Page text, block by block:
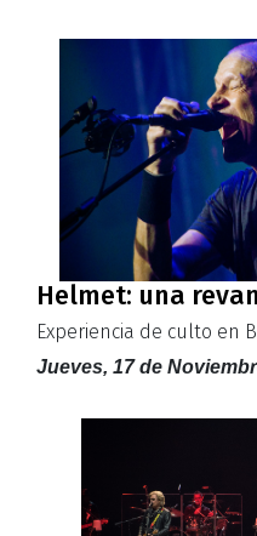
Helmet: una
Experiencia de culto en
Jueves, 17 de